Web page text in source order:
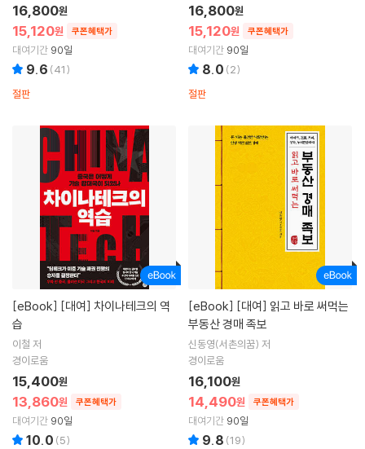
15,120원 쿠폰혜택가
16,800원
대여기간 90일
9.6 (41)
절판
15,120원 쿠폰혜택가
16,800원
대여기간 90일
8.0 (2)
절판
[eBook]
습
이철 저
경이로움
13,860원 쿠폰혜택가
15,400원
대여기간 90일
10.0 (5)
[eBook]
부동산 경매 족보
신동영(서촌의꿈) 저
경이로움
14,490원 쿠폰혜택가
16,100원
대여기간 90일
9.8 (19)